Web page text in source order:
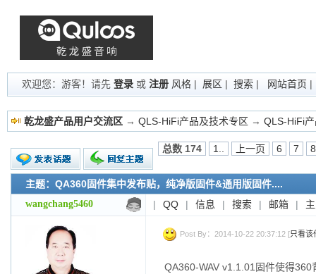
欢迎您：游客！请先 登录 或 注册 风格 | 展区 | 搜索 | 网站首页
乾龙盛产品用户交流区 → QLS-HiFi产品及技术专区 → QLS-HiFi
新的主题
投票帖
交易帖
小字报
总数 174 1.. 上一页 6 7 8
主题：QA360固件集中发布贴，纯净版固件&通用版固件....
wangchang5460 | QQ | 信息 | 搜索 | 邮箱 |
Post By：2014-10-22 20:37:12 [只看该
QA360-WAV v1.1.01固件使得